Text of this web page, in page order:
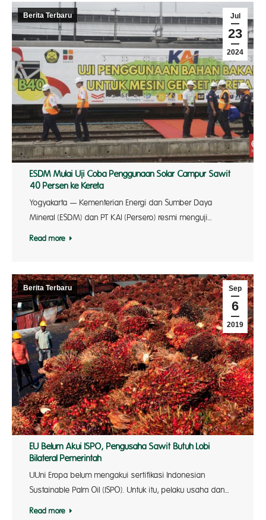
Jul
23
2024
Berita Terbaru
ESDM Mulai Uji Coba Penggunaan Solar Campur Sawit
40 Persen ke Kereta
Yogyakarta — Kementerian Energi dan Sumber Daya
Mineral (ESDM) dan PT KAI (Persero) resmi menguji…
Read more
Sep
6
2019
Berita Terbaru
EU Belum Akui ISPO, Pengusaha Sawit Butuh Lobi
Bilateral Pemerintah
UUni Eropa belum mengakui sertifikasi Indonesian
Sustainable Palm Oil (ISPO). Untuk itu, pelaku usaha dan…
Read more